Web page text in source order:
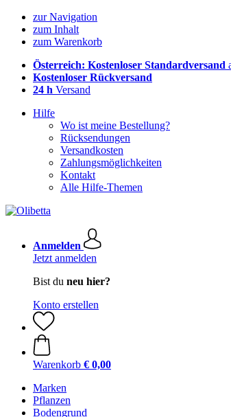
zur Navigation
zum Inhalt
zum Warenkorb
Österreich: Kostenloser Standardversand
Kostenloser Rückversand
24 h Versand
Hilfe
Wo ist meine Bestellung?
Rücksendungen
Versandkosten
Zahlungsmöglichkeiten
Kontakt
Alle Hilfe-Themen
Anmelden
Jetzt anmelden
Bist du neu hier?
Konto erstellen
Warenkorb € 0,00
Marken
Pflanzen
Bodengrund